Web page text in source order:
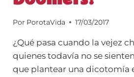
Por PorotaVida 17/03/2017
¿Qué pasa cuando la vejez
quienes todavía no se
que plantear una dicotomía